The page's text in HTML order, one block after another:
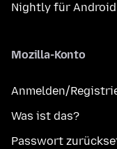
Nightly für Android
Mozilla-Konto
Anmelden/
Was ist das?
Passwort